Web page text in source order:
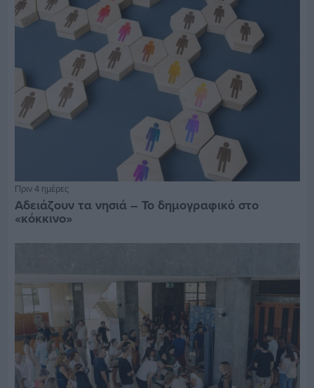
Πριν 4 ημέρες
Αδειάζουν τα νησιά – Το δημογραφικό στο
«κόκκινο»